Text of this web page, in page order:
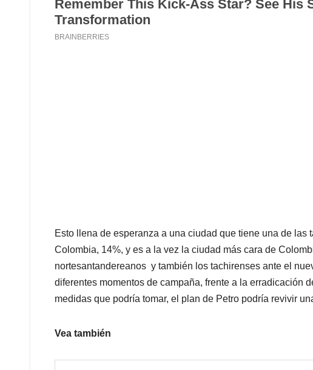
Esto llena de esperanza a una ciudad que tiene una de las
Colombia, 14%, y es a la vez la ciudad más cara de
nortesantandereanos y también los tachirenses ante el
diferentes momentos de campaña, frente a la erradicación
medidas que podría tomar, el plan de Petro podría revivir
Vea también